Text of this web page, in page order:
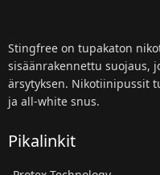
Stingfree on tupakaton
sisäänrakennettu suojaus,
ärsytyksen. Nikotiinipussit
ja all-white snus.
Pikalinkit